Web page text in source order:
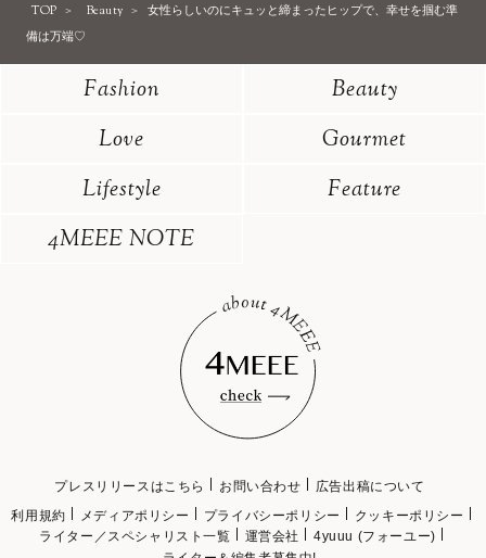
TOP Beauty
女性らしいのにキュッと締まったヒップで、幸せを掴む準
備は万端♡
Fashion
Beauty
Love
Gourmet
Lifestyle
Feature
4MEEE NOTE
プレスリリースはこちら お問い合わせ
広告出稿について
利用規約
メディアポリシー プライバシーポリシー
クッキーポリシー
ライター／スペシャリスト一覧
運営会社
4yuuu (フォーユー)